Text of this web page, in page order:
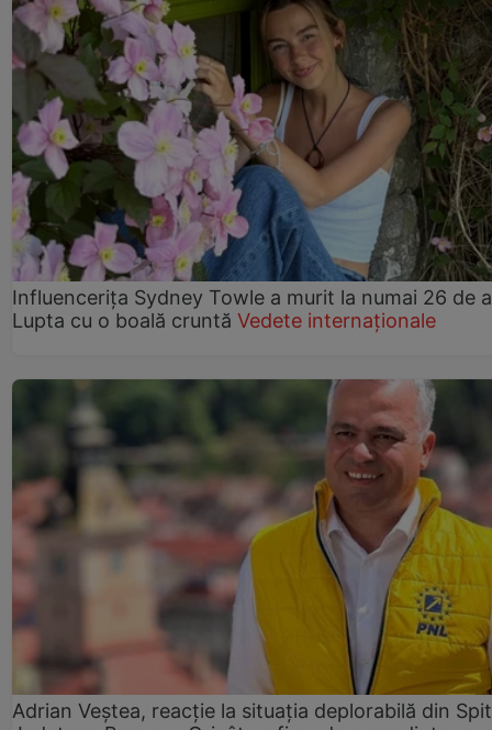
Influencerița Sydney Towle a murit la numai 26 de
Lupta cu o boală cruntă Vedete internaționale
Adrian Veștea, reacție la situația deplorabilă din